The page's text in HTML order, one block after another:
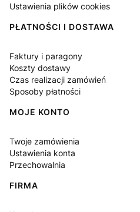
Ustawienia plików cookies
PŁATNOŚCI I DOSTAWA
Faktury i paragony
Koszty dostawy
Czas realizacji zamówień
Sposoby płatności
MOJE KONTO
Twoje zamówienia
Ustawienia konta
Przechowalnia
FIRMA